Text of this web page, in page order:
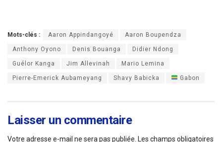
Mots-clés : Aaron Appindangoyé Aaron Boupendza
Anthony Oyono Denis Bouanga Didier Ndong
Guélor Kanga Jim Allevinah Mario Lemina
Pierre-Emerick Aubameyang Shavy Babicka Gabon
Laisser un commentaire
Votre adresse e-mail ne sera pas publiée. Les champs obligatoires